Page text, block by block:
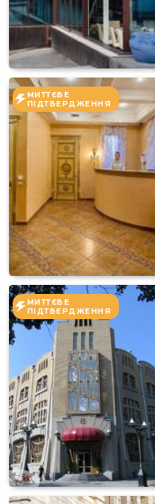
МИТТЄВЕ
ПІДТВЕРДЖЕННЯ
МИТТЄВЕ
ПІДТВЕРДЖЕННЯ